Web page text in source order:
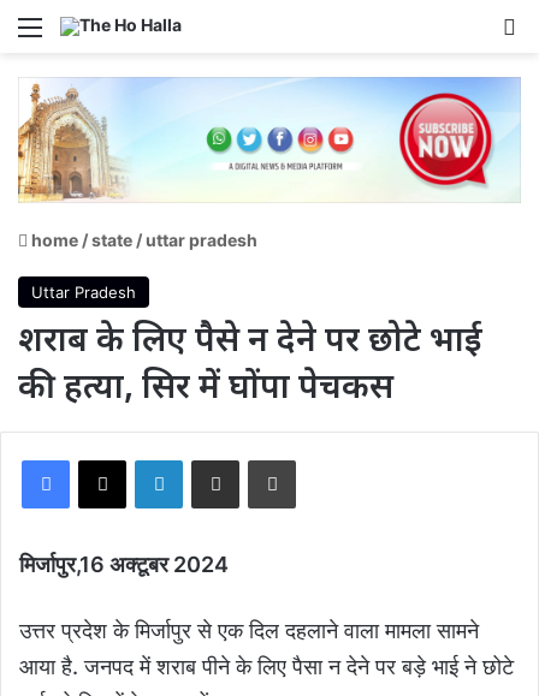
Menu
home /state /uttar pradesh
Uttar Pradesh
शराब के लिए पैसे न देने पर छोटे भाई
की हत्या, सिर में घोंपा पेचकस
Facebook
X LinkedInShare via Email Print
मिर्जापुर,16 अक्टूबर 2024
उत्तर प्रदेश के मिर्जापुर से एक दिल दहलाने वाला मामला सामने
आया है. जनपद में शराब पीने के लिए पैसा न देने पर बड़े भाई ने छोटे